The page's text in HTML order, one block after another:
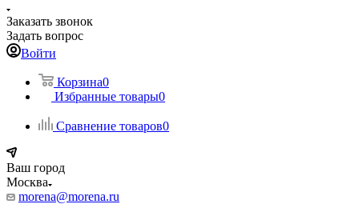
Заказать звонок
Задать вопрос
Войти
Корзина0
Избранные товары0
Сравнение товаров0
Ваш город
Москва
morena@morena.ru